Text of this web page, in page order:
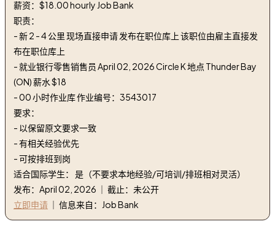
薪资：$18.00 hourly Job Bank
职责：
- 新 2 - 4 公里 现场直接申请 发布在职位库上 该职位由雇主直接发
布在职位库上
- 就业银行零售销售员 April 02, 2026 Circle K 地点 Thunder Bay
(ON) 薪水 $18
- 00 小时作业库 作业编号：3543017
要求：
- 以保留原文要求一致
- 有相关经验优先
- 可按排班到岗
适合国际学生： 是（不要求本地经验/可培训/排班相对灵活）
发布：April 02, 2026 ｜ 截止：未公开
立即申请 ｜ 信息来自：Job Bank